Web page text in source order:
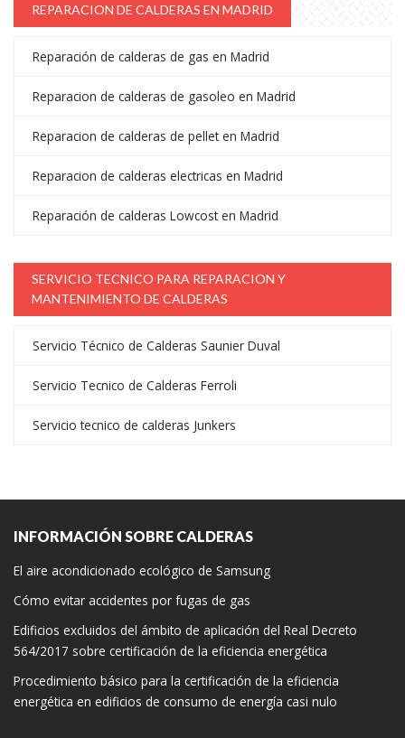
REPARACION DE CALDERAS EN MADRID
Reparación de calderas de gas en Madrid
Reparacion de calderas de gasoleo en Madrid
Reparacion de calderas de pellet en Madrid
Reparacion de calderas electricas en Madrid
Reparación de calderas Lowcost en Madrid
SERVICIO TECNICO PARA REPARACION Y
MANTENIMIENTO DE CALDERAS
Servicio Técnico de Calderas Saunier Duval
Servicio Tecnico de Calderas Ferroli
Servicio tecnico de calderas Junkers
INFORMACIÓN SOBRE CALDERAS
El aire acondicionado ecológico de Samsung
Cómo evitar accidentes por fugas de gas
Edificios excluidos del ámbito de aplicación del Real Decreto
564/2017 sobre certificación de la eficiencia energética
Procedimiento básico para la certificación de la eficiencia
energética en edificios de consumo de energía casi nulo